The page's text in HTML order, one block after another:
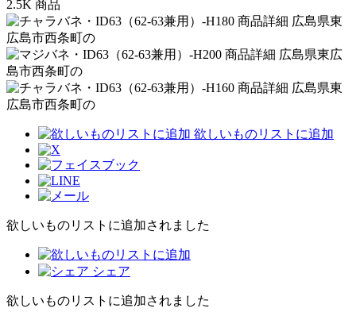
欲しいものリストに追加
欲しいものリストに追加されました
シェア
欲しいものリストに追加されました